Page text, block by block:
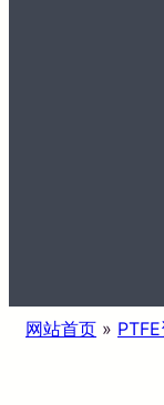
网站首页 »